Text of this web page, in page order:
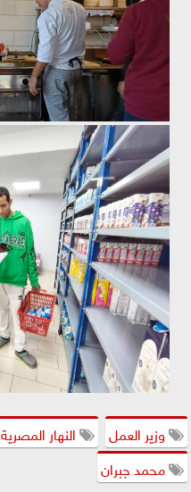
وزير العمل النهار المصرية
محمد جبران